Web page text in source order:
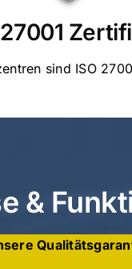
sind ISO
&